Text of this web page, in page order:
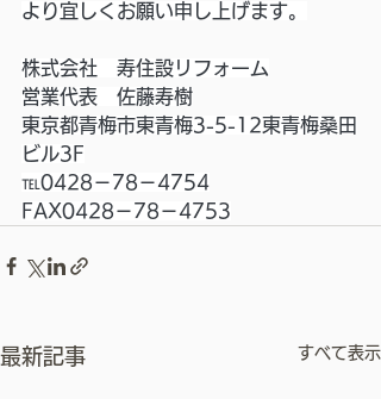
より宜しくお願い申し上げます。
株式会社　寿住設リフォーム
営業代表　佐藤寿樹
東京都青梅市東青梅3-5-12東青梅桑田
ビル3F
℡0428－78－4754
FAX0428－78－4753
最新記事 すべて表示